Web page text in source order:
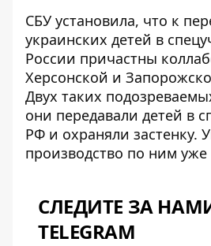
СБУ установила, что к
украинских детей в
России причастны
Херсонской и
Двух таких
они передавали детей в
РФ и охраняли застенку.
производство по ним
СЛЕДИТЕ ЗА
TELEGRAM